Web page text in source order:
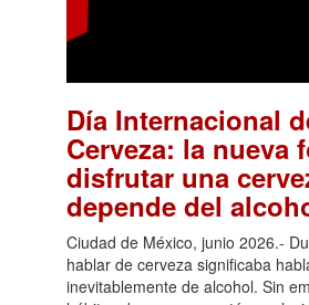
Día Internacional
Cerveza: la nueva
disfrutar una
depende del
Ciudad de México, junio 2026.-
hablar de cerveza significaba
inevitablemente de alcohol. Sin